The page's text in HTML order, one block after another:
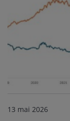
13 mai 2026